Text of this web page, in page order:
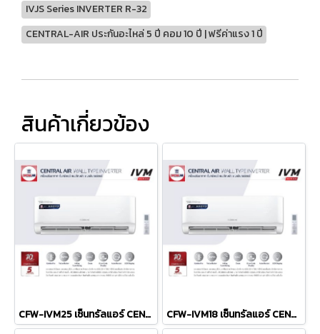
IVJS Series INVERTER R-32
CENTRAL-AIR ประกันอะไหล่ 5 ปี คอม 10 ปี | ฟรีค่าแรง 1 ปี
สินค้าเกี่ยวข้อง
CFW-IVM25 เซ็นทรัลแอร์ CENTRAL AIR แบบติดผนัง รุ่น IVM Series INVERTER R-32 ขนาด 25,000BTU #5 รีโมทไร้สาย พร้อมติดตั้ง CFW-IVM18 เซ็นทรัลแอร์ CENTRAL AIR แบบติดผนัง รุ่น IVM Series INVERTER R-32 ขนาด 18,400BTU #5 รีโมทไร้สาย พร้อมติดตั้ง